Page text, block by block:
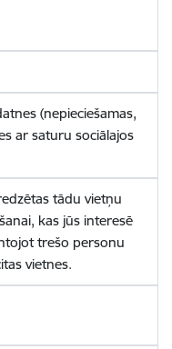
(nepieciešamas,
ar saturu sociālajos
tādu vietņu
kas jūs interesē
trešo personu
vietnes.